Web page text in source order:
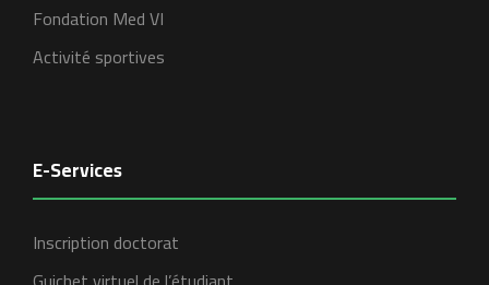
Fondation Med VI
Activité sportives
E-Services
Inscription doctorat